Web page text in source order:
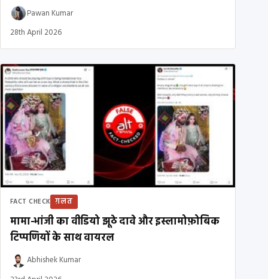
Pawan Kumar
28th April 2026
FACT CHECK ग़लत
मामा-भांजी का वीडियो झूठे दावे और इस्लामोफ़ोबिक
टिप्पणियों के साथ वायरल
Abhishek Kumar